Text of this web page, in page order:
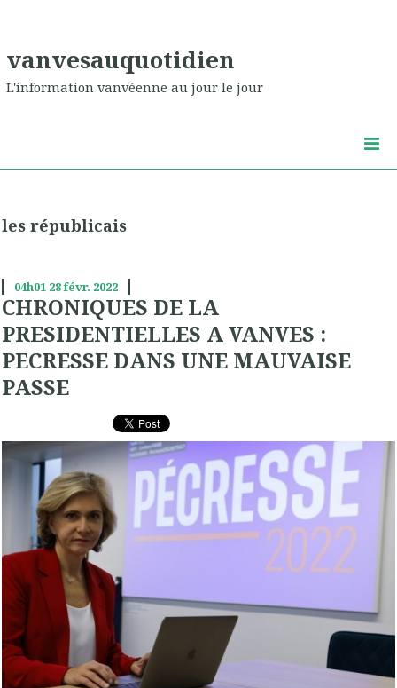
vanvesauquotidien
L'information vanvéenne au jour le jour
les républicais
04h01 28févr. 2022
CHRONIQUES DE LA
PRESIDENTIELLES A VANVES :
PECRESSE DANS UNE MAUVAISE
PASSE